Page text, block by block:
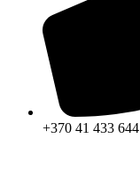
+370 41 433 644